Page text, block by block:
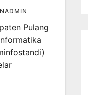
Pulang